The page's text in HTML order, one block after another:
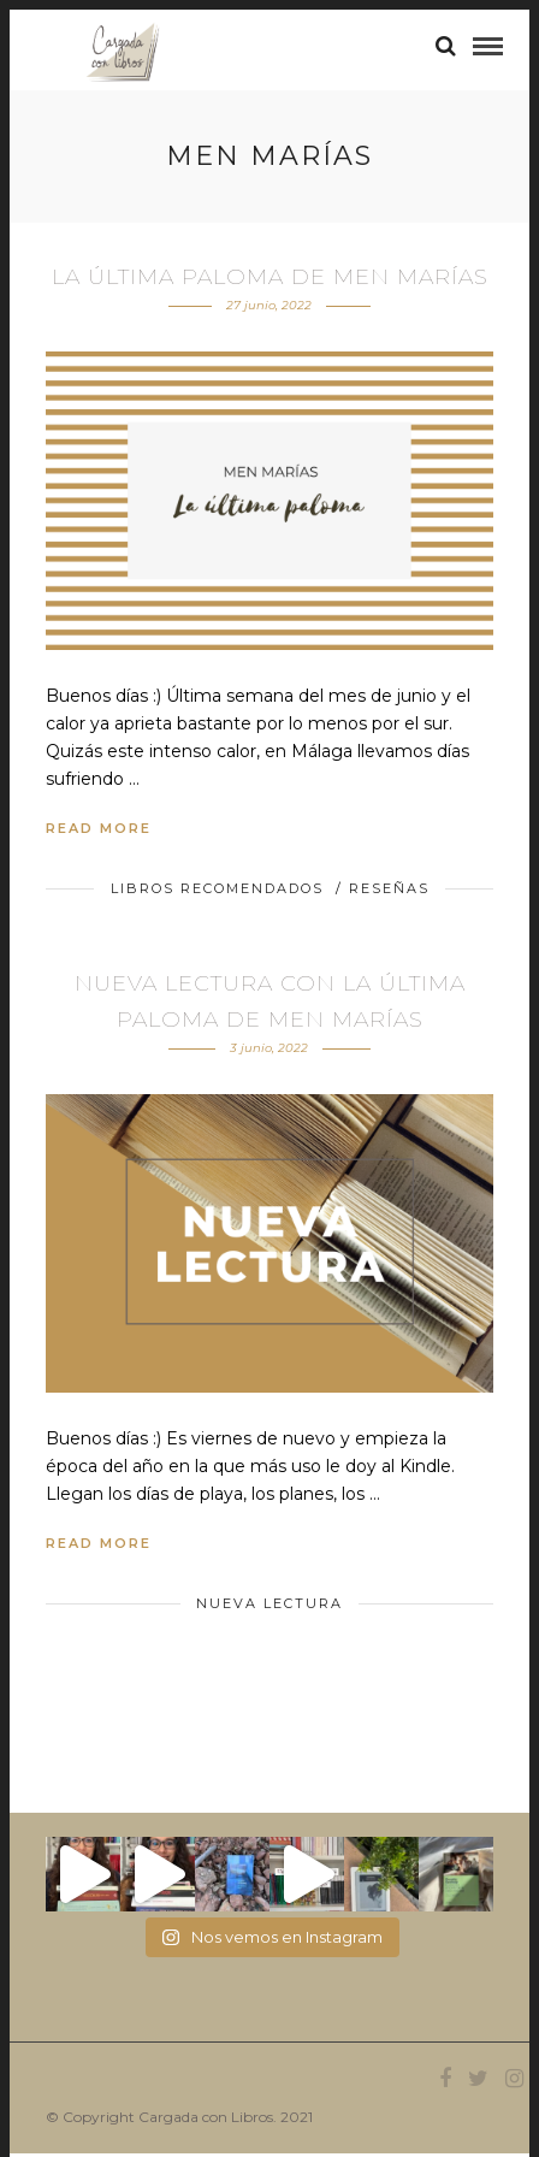
MEN MARÍAS
LA ÚLTIMA PALOMA DE MEN MARÍAS
27 junio, 2022
Buenos días :) Última semana del mes de junio y el
calor ya aprieta bastante por lo menos por el sur.
Quizás este intenso calor, en Málaga llevamos días
sufriendo …
READ MORE
LIBROS RECOMENDADOS / RESEÑAS
NUEVA LECTURA CON LA ÚLTIMA
PALOMA DE MEN MARÍAS
3 junio, 2022
Buenos días :) Es viernes de nuevo y empieza la
época del año en la que más uso le doy al Kindle.
Llegan los días de playa, los planes, los …
READ MORE
NUEVA LECTURA
Nos vemos en Instagram
© Copyright Cargada con Libros. 2021